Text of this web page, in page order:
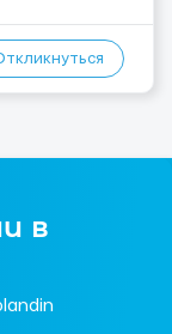
в